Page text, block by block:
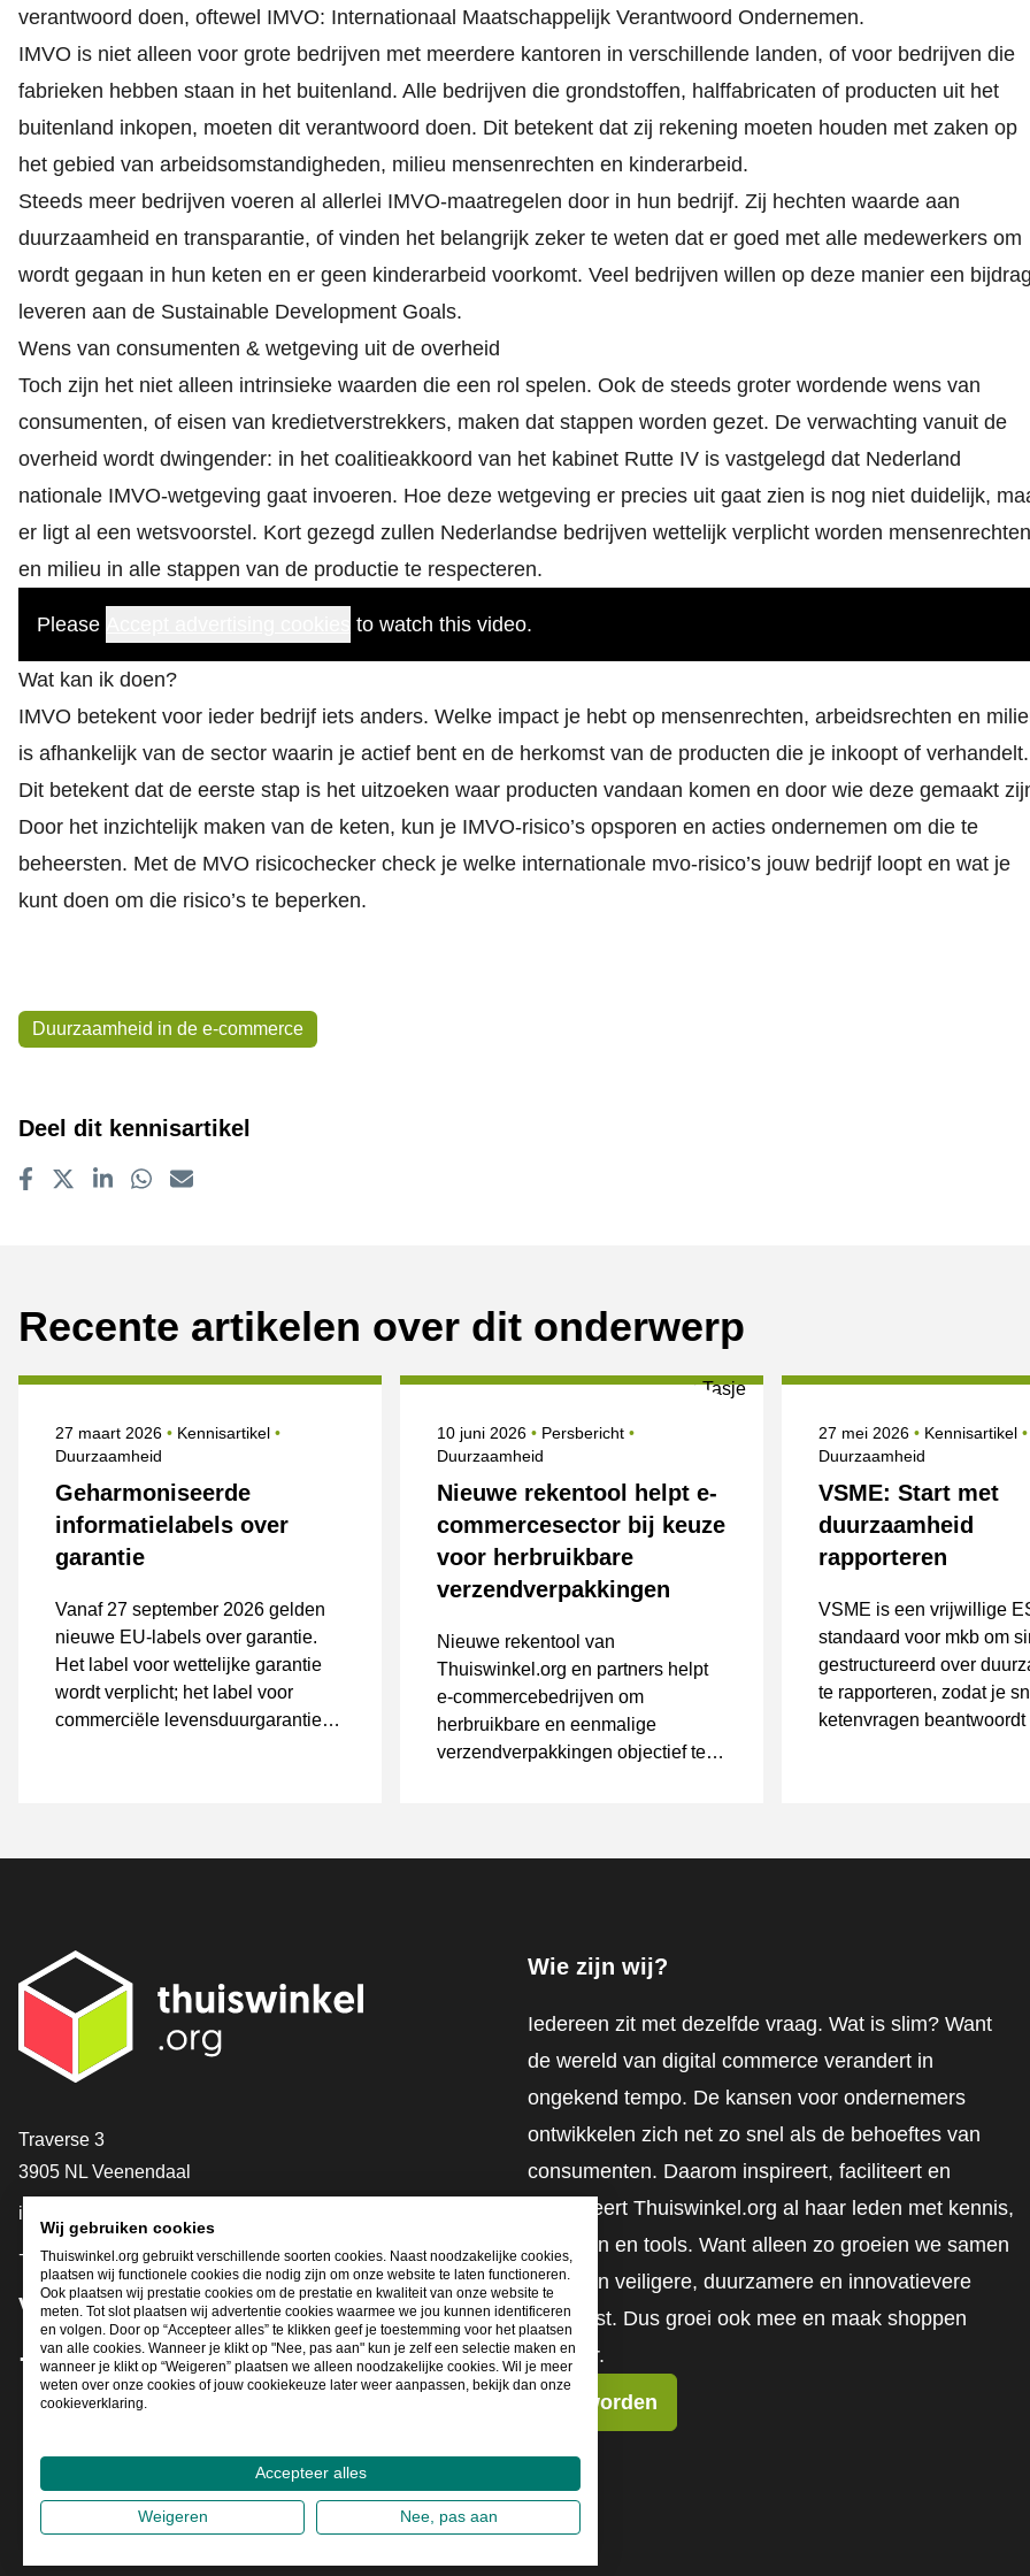
verantwoord doen, oftewel IMVO: Internationaal Maatschappelijk Verantwoord Ondernemen.
IMVO is niet alleen voor grote bedrijven met meerdere kantoren in verschillende landen, of voor bedrijven die
fabrieken hebben staan in het buitenland. Alle bedrijven die grondstoffen, halffabricaten of producten uit het
buitenland inkopen, moeten dit verantwoord doen. Dit betekent dat zij rekening moeten houden met zaken op
het gebied van arbeidsomstandigheden, milieu mensenrechten en kinderarbeid.
Steeds meer bedrijven voeren al allerlei IMVO-maatregelen door in hun bedrijf. Zij hechten waarde aan
duurzaamheid en transparantie, of vinden het belangrijk zeker te weten dat er goed met alle medewerkers om
wordt gegaan in hun keten en er geen kinderarbeid voorkomt. Veel bedrijven willen op deze manier een
leveren aan de Sustainable Development Goals.
Wens van consumenten & wetgeving uit de overheid
Toch zijn het niet alleen intrinsieke waarden die een rol spelen. Ook de steeds groter wordende wens van
consumenten, of eisen van kredietverstrekkers, maken dat stappen worden gezet. De verwachting vanuit de
overheid wordt dwingender: in het coalitieakkoord van het kabinet Rutte IV is vastgelegd dat Nederland
nationale IMVO-wetgeving gaat invoeren. Hoe deze wetgeving er precies uit gaat zien is nog niet duidelijk,
er ligt al een wetsvoorstel . Kort gezegd zullen Nederlandse bedrijven wettelijk verplicht worden mensenrechten
en milieu in alle stappen van de productie te respecteren.
Please to watch this video.
Wat kan ik doen?
IMVO betekent voor ieder bedrijf iets anders. Welke impact je hebt op mensenrechten, arbeidsrechten en
is afhankelijk van de sector waarin je actief bent en de herkomst van de producten die je inkoopt of verhandelt.
Dit betekent dat de eerste stap is het uitzoeken waar producten vandaan komen en door wie deze gemaakt
Door het inzichtelijk maken van de keten, kun je IMVO-risico’s opsporen en acties ondernemen om die te
beheersten. Met de MVO risicochecker check je welke internationale mvo-risico’s jouw bedrijf loopt en wat je
kunt doen om die risico’s te beperken.
Onderwerpen
Duurzaamheid in de e-commerce
Deel dit kennisartikel
Recente artikelen over dit onderwerp
Geharmoniseerde
informatielabels over
garantie
Gepubliceerd op
27 maart 2026 Kennisartikel Onderwerpen
Duurzaamheid
Vanaf 27 september 2026 gelden
nieuwe EU-labels over garantie.
Het label voor wettelijke garantie
wordt verplicht; het label voor
commerciële levensduurgarantie
Nieuwe rekentool helpt e-
commercesector bij keuze
voor herbruikbare
verzendverpakkingen
Gepubliceerd op
10 juni 2026 Categorie
Persbericht Onderwerpen
Duurzaamheid
Nieuwe rekentool van
Thuiswinkel.org en partners helpt
e-commercebedrijven om
herbruikbare en eenmalige
verzendverpakkingen objectief te
VSME: Start met
duurzaamheid
rapporteren
Gepubliceerd op
27 mei 2026 Kennisartikel
Duurzaamheid
VSME is een vrijwillige
standaard voor mkb om
gestructureerd over
te rapporteren, zodat je
ketenvragen beantwoordt
Contact
Traverse 3
3905 NL Veenendaal
info@thuiswinkel.org
+31 (0)318 64 85 75
Volg je ons al?
Facebook
X LinkedIn
Instagram
YouTube
Wie zijn wij?
Iedereen zit met dezelfde vraag. Wat is slim? Want
de wereld van digital commerce verandert in
ongekend tempo. De kansen voor ondernemers
ontwikkelen zich net zo snel als de behoeftes van
consumenten. Daarom inspireert, faciliteert en
mobiliseert Thuiswinkel.org al haar leden met kennis,
inzichten en tools. Want alleen zo groeien we samen
naar een veiligere, duurzamere en innovatievere
toekomst. Dus groei ook mee en maak shoppen
slimmer.
Lid worden
Wij gebruiken cookies
Thuiswinkel.org gebruikt verschillende soorten cookies. Naast noodzakelijke cookies,
plaatsen wij functionele cookies die nodig zijn om onze website te laten functioneren.
Ook plaatsen wij prestatie cookies om de prestatie en kwaliteit van onze website te
meten. Tot slot plaatsen wij advertentie cookies waarmee we jou kunnen identificeren
en volgen. Door op “Accepteer alles” te klikken geef je toestemming voor het plaatsen
van alle cookies. Wanneer je klikt op "Nee, pas aan" kun je zelf een selectie maken en
wanneer je klikt op “Weigeren” plaatsen we alleen noodzakelijke cookies. Wil je meer
weten over onze cookies of jouw cookiekeuze later weer aanpassen, bekijk dan onze
cookieverklaring.
Accepteer alles
Weigeren Nee, pas aan